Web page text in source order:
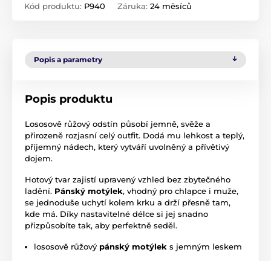
Kód produktu: P940 Záruka: 24 měsíců
Popis a parametry
Popis produktu
Lososově růžový odstín působí jemně, svěže a
přirozeně rozjasní celý outfit. Dodá mu lehkost a teplý,
příjemný nádech, který vytváří uvolněný a přívětivý
dojem.
Hotový tvar zajistí upravený vzhled bez zbytečného
ladění. Pánský motýlek, vhodný pro chlapce i muže,
se jednoduše uchytí kolem krku a drží přesně tam,
kde má. Díky nastavitelné délce si jej snadno
přizpůsobíte tak, aby perfektně seděl.
lososově růžový pánský motýlek s jemným leskem